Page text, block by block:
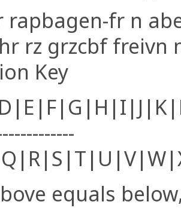
rapbagen-fr n
rz grzcbf freivn
Key
equals